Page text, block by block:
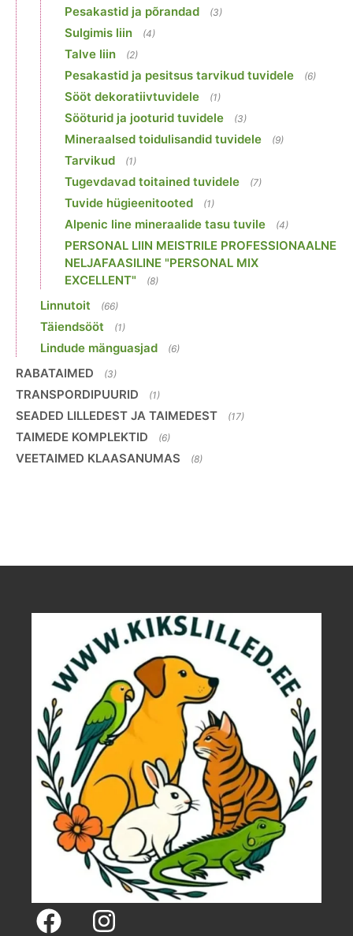
Pesakastid ja põrandad (3)
Sulgimis liin (4)
Talve liin (2)
Pesakastid ja pesitsus tarvikud tuvidele (6)
Sööt dekoratiivtuvidele (1)
Sööturid ja jooturid tuvidele (3)
Mineraalsed toidulisandid tuvidele (9)
Tarvikud (1)
Tugevdavad toitained tuvidele (7)
Tuvide hügieenitooted (1)
Alpenic line mineraalide tasu tuvile (4)
PERSONAL LIIN MEISTRILE PROFESSIONAALNE
NELJAFAASILINE "PERSONAL MIX
EXCELLENT"
(8)
Linnutoit (66)
Täiendsööt (1)
Lindude mänguasjad (6)
RABATAIMED (3)
TRANSPORDIPUURID (1)
SEADED LILLEDEST JA TAIMEDEST (17)
TAIMEDE KOMPLEKTID (6)
VEETAIMED KLAASANUMAS (8)